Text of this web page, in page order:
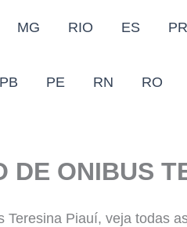
MG RIO ES PR
PB PE RN RO
DE ONIBUS
Teresina Piauí, veja todas